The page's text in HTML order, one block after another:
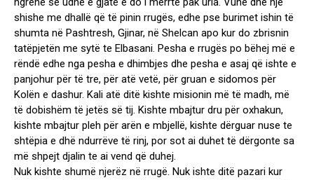
shishe me dhallë që të pinin rrugës, edhe pse burimet ishin të
shumta në Pashtresh, Gjinar, në Shelcan apo kur do zbrisnin
tatëpjetën me sytë te Elbasani. Pesha e rrugës po bëhej më e
rëndë edhe nga pesha e dhimbjes dhe pesha e asaj që ishte e
panjohur për të tre, për atë vetë, për gruan e sidomos për
Kolën e dashur. Kali atë ditë kishte misionin më të madh, më
të dobishëm të jetës së tij. Kishte mbajtur dru për oxhakun,
kishte mbajtur pleh për arën e mbjellë, kishte dërguar nuse te
shtëpia e dhë ndurrëve të rinj, por sot ai duhet të dërgonte sa
më shpejt djalin te ai vend që duhej.
Nuk kishte shumë njerëz në rrugë. Nuk ishte ditë pazari kur